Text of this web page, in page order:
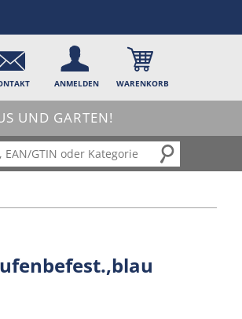
ANMELDEN WARENKORB
UND GARTEN!